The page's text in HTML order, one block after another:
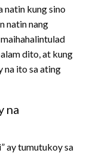
natin kung sino
natin nang
dito, at kung
na ito sa ating
na
ay tumutukoy sa